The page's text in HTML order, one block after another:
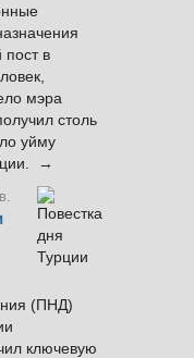
в
мэра
столь
уйму
→
(ПНД)
ключевую